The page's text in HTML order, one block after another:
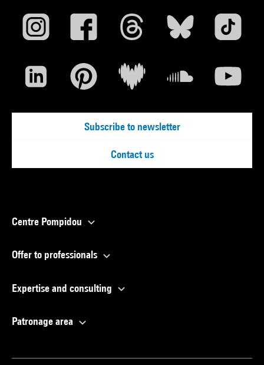
Subscribe to newsletter
Contact us
Centre Pompidou
Offer to professionals
Expertise and consulting
Patronage area